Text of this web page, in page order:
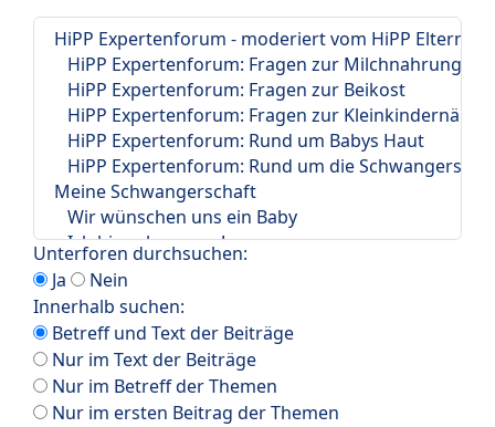
Unterforen durchsuchen:
Ja
Nein
Innerhalb suchen:
Betreff und Text der Beiträge
Nur im Text der Beiträge
Nur im Betreff der Themen
Nur im ersten Beitrag der Themen